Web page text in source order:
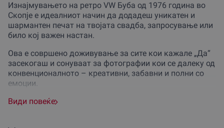
Изнајмувањето на ретро VW Буба од 1976 година во
Скопје е идеалниот начин да додадеш уникатен и
шармантен печат на твојата свадба, запросување или
било кој важен настан.
Ова е совршено доживување за сите кои кажале „Да“
засекогаш и сонуваат за фотографии кои се далеку од
конвенционалното – креативни, забавни и полни со
емоции.
Тоа е фантастичен подарок за младенци, парови кои
Види повеќе